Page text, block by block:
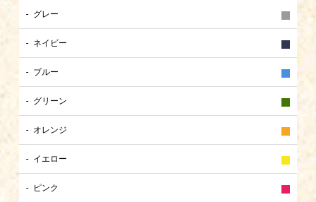
グレー
ネイビー
ブルー
グリーン
オレンジ
イエロー
ピンク